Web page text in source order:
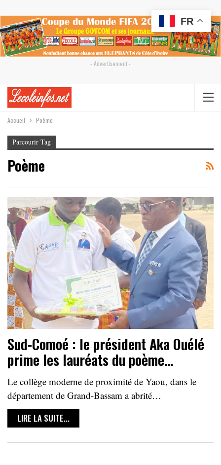
- Advertisement -
Accueil Poème
Parcourir Tag
Poème
Sud-Comoé : le président Aka Ouélé
prime les lauréats du poème…
Le collège moderne de proximité de Yaou, dans le
département de Grand-Bassam a abrité…
LIRE LA SUITE...
FR